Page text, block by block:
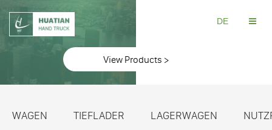
DE
View Products >
WAGEN TIEFLADER LAGERWAGEN